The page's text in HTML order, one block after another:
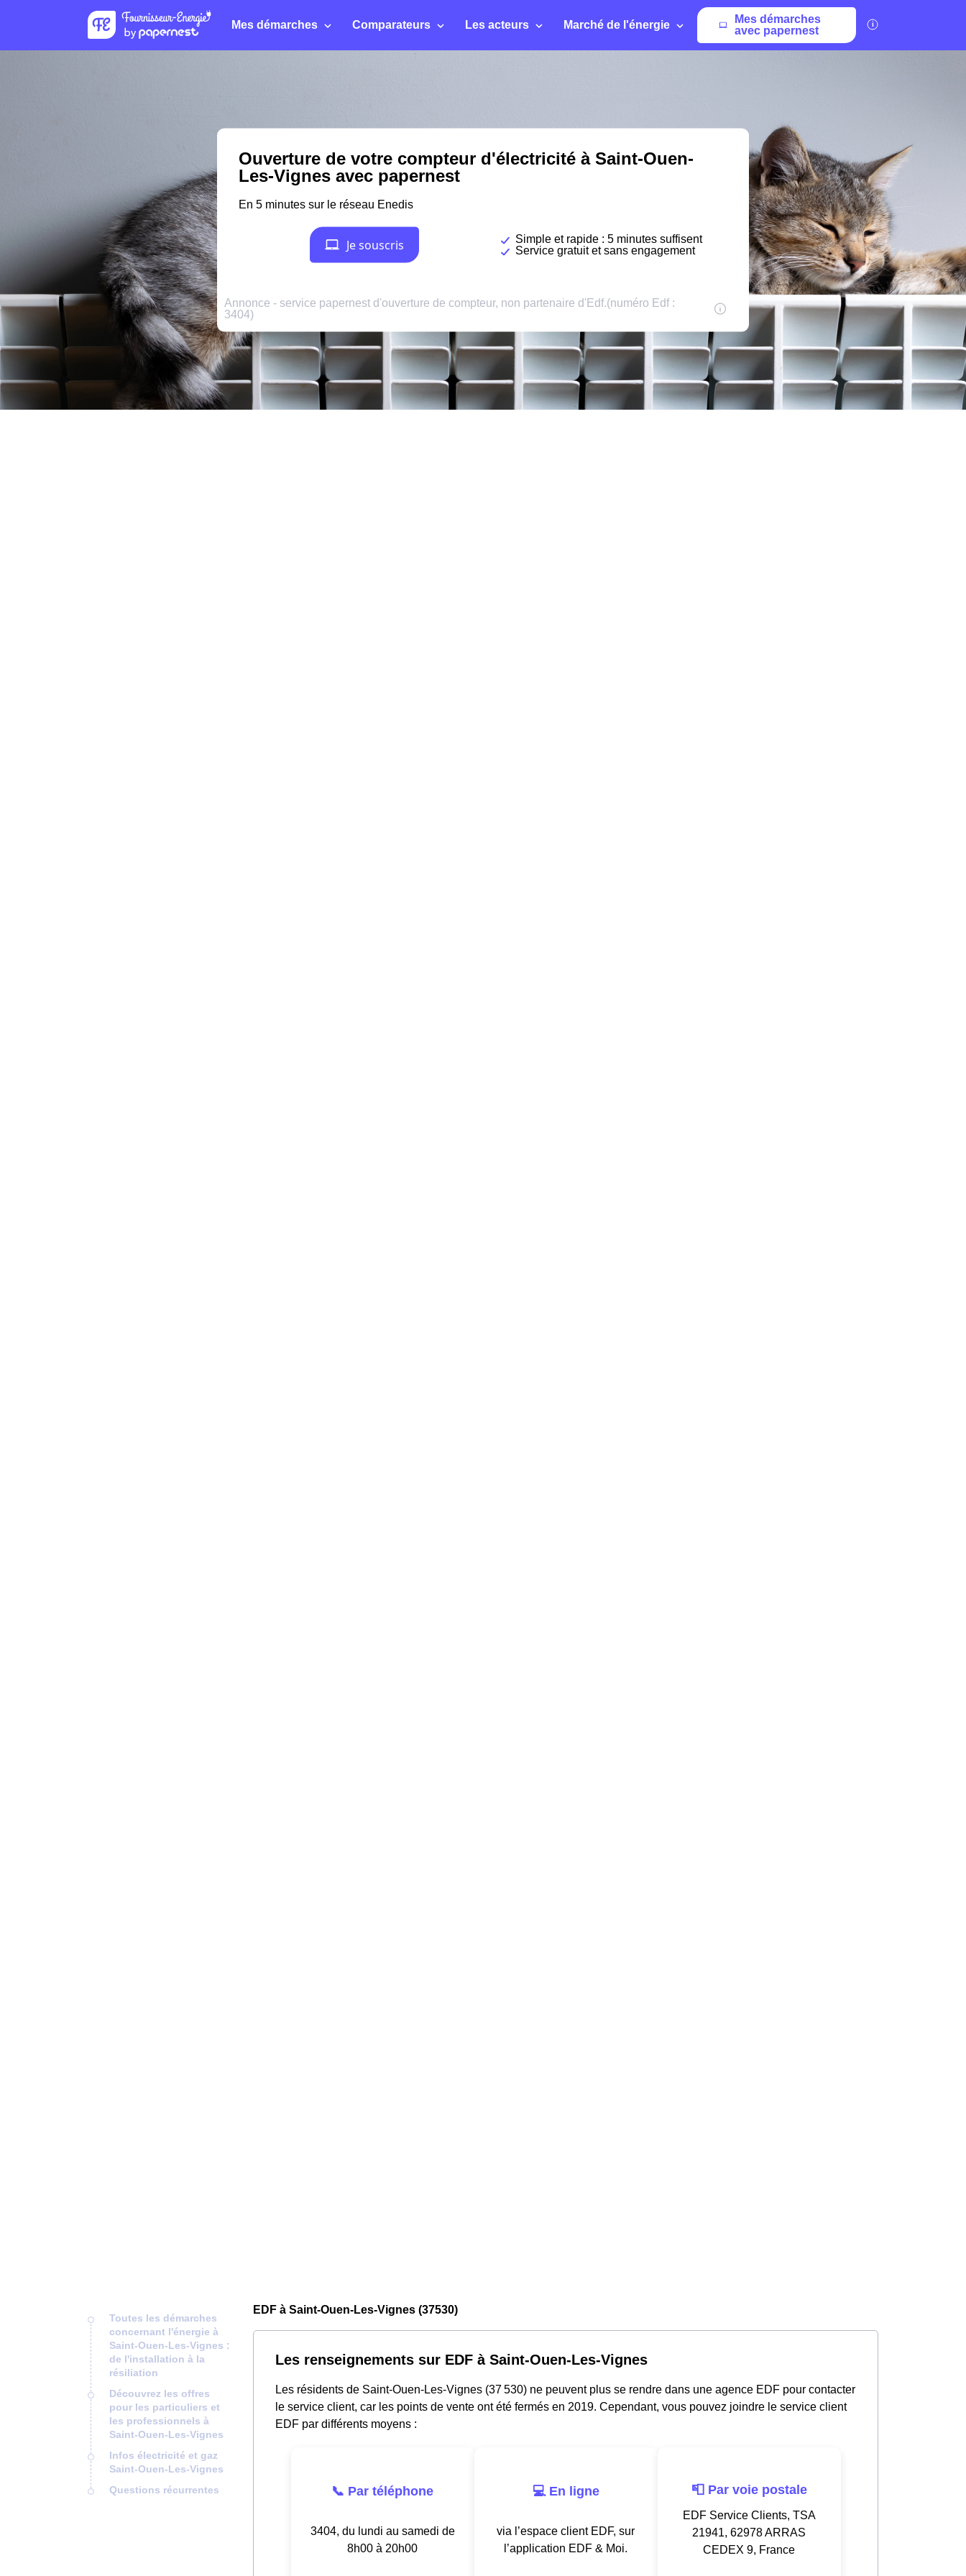
Mes démarches Comparateurs Les acteurs Marché de l'énergie
Mes démarches
avec papernest
Toutes les démarches
concernant l'énergie à
Saint-Ouen-Les-Vignes :
de l'installation à la
résiliation
Découvrez les offres
pour les particuliers et
les professionnels à
Saint-Ouen-Les-Vignes
Infos électricité et gaz
Saint-Ouen-Les-Vignes
Questions récurrentes
EDF à Saint-Ouen-Les-Vignes (37530)
Les renseignements sur EDF à Saint-Ouen-Les-Vignes
Les résidents de Saint-Ouen-Les-Vignes (37 530) ne peuvent plus se rendre dans une agence EDF pour contacter
le service client, car les points de vente ont été fermés en 2019. Cependant, vous pouvez joindre le service client
EDF par différents moyens :
📞 Par téléphone
3404, du lundi au samedi de
8h00 à 20h00
💻 En ligne
via l’espace client EDF, sur
l’application EDF & Moi.
📮 Par voie postale
EDF Service Clients, TSA
21941, 62978 ARRAS
CEDEX 9, France